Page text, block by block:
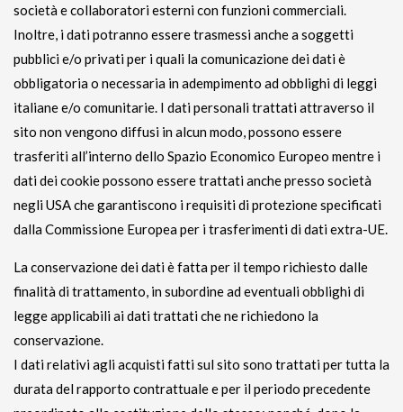
società e collaboratori esterni con funzioni commerciali.
Inoltre, i dati potranno essere trasmessi anche a soggetti
pubblici e/o privati per i quali la comunicazione dei dati è
obbligatoria o necessaria in adempimento ad obblighi di leggi
italiane e/o comunitarie. I dati personali trattati attraverso il
sito non vengono diffusi in alcun modo, possono essere
trasferiti all’interno dello Spazio Economico Europeo mentre i
dati dei cookie possono essere trattati anche presso società
negli USA che garantiscono i requisiti di protezione specificati
dalla Commissione Europea per i trasferimenti di dati extra-UE.
La conservazione dei dati è fatta per il tempo richiesto dalle
finalità di trattamento, in subordine ad eventuali obblighi di
legge applicabili ai dati trattati che ne richiedono la
conservazione.
I dati relativi agli acquisti fatti sul sito sono trattati per tutta la
durata del rapporto contrattuale e per il periodo precedente